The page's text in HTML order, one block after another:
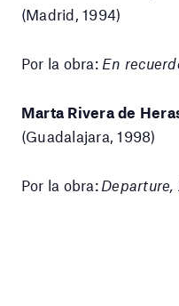
(Madrid, 1994)
Por la obra: En
Marta Rivera de
(Guadalajara, 1998)
Por la obra:Departure,